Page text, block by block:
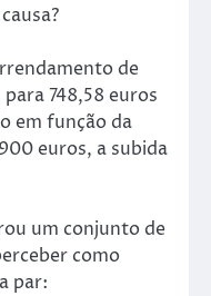
de
748,58 euros
em função da
euros, a subida
um conjunto de
como
par: